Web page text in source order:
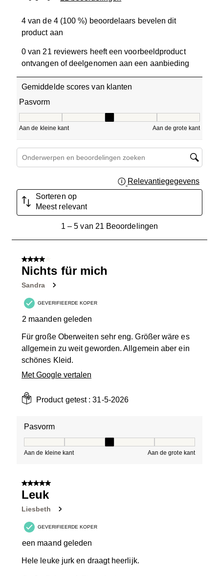
4 van de 4 (100 %) beoordelaars bevelen dit
product aan
0 van 21 reviewers heeft een voorbeeldproduct
ontvangen of deelgenomen aan een aanbieding
Gemiddelde scores van klanten
Pasvorm
Aan de kleine kant Aan de grote kant
Onderwerpen en beoordelingen zoeken per regio
Relevantiegegevens
Sorteren op
Meest relevant
van
Beoordelingen.
1 – 5 van 21 Beoordelingen
4 van 5 sterren.
Nichts für mich
Sandra
GEVERIFIEERDE KOPER
2 maanden geleden
Für große Oberweiten sehr eng. Größer wäre es
allgemein zu weit geworden. Allgemein aber ein
schönes Kleid.
Met Google vertalen
Product getest :31-5-2026
Pasvorm
Aan de kleine kant Aan de grote kant
5 van 5 sterren.
Leuk
Liesbeth
GEVERIFIEERDE KOPER
een maand geleden
Hele leuke jurk en draagt heerlijk.